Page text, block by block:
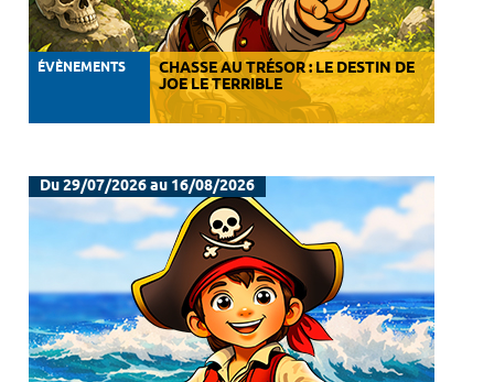
ÉVÈNEMENTS CHASSE AU TRÉSOR : LE DESTIN DE
JOE LE TERRIBLE
Du 29/07/2026 au 16/08/2026